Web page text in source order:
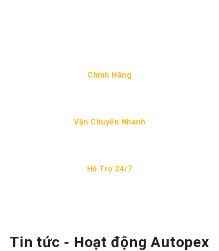
Chính Hãng
Vận Chuyển Nhanh
Hỗ Trợ 24/7
Tin tức - Hoạt động Autopex